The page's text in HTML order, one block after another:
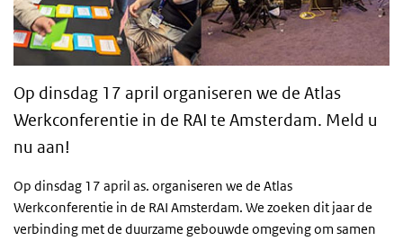
Op dinsdag 17 april organiseren we de Atlas
Werkconferentie in de RAI te Amsterdam. Meld u
nu aan!
Op dinsdag 17 april as. organiseren we de Atlas
Werkconferentie in de RAI Amsterdam. We zoeken dit jaar de
verbinding met de duurzame gebouwde omgeving om samen